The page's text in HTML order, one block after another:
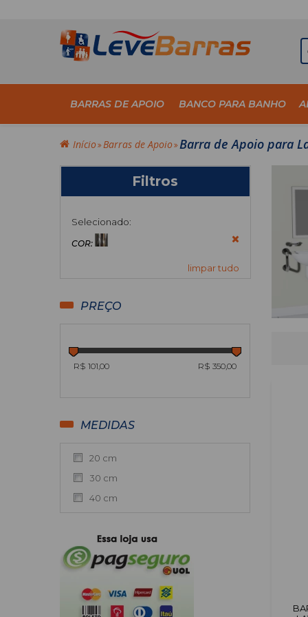
BARRAS DE APOIO BANCO PARA BANHO
Início Barras de Apoio Barra de Apoio para
Filtros
Selecionado:
COR:
limpar tudo
PREÇO
R$ 101,00 R$ 350,00
MEDIDAS
20 cm
30 cm
40 cm